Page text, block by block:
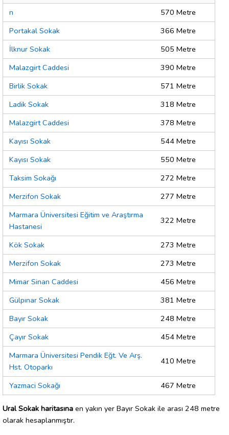
n
570 Metre
Portakal Sokak
366 Metre
İlknur Sokak
505 Metre
Malazgirt Caddesi
390 Metre
Birlik Sokak
571 Metre
Ladik Sokak
318 Metre
Malazgirt Caddesi
378 Metre
Kayısı Sokak
544 Metre
Kayısı Sokak
550 Metre
Taksim Sokağı
272 Metre
Merzifon Sokak
277 Metre
Marmara Üniversitesi Eğitim ve Araştırma
Hastanesi
322 Metre
Kök Sokak
273 Metre
Merzifon Sokak
273 Metre
Mimar Sinan Caddesi
456 Metre
Gülpınar Sokak
381 Metre
Bayır Sokak
248 Metre
Çayır Sokak
454 Metre
Marmara Üniversitesi Pendik Eğt. Ve Arş.
Hst. Otoparkı
410 Metre
Yazmaci Sokağı 467 Metre
Ural Sokak haritasına en yakın yer Bayır Sokak ile arası 248 metre
olarak hesaplanmıştır.